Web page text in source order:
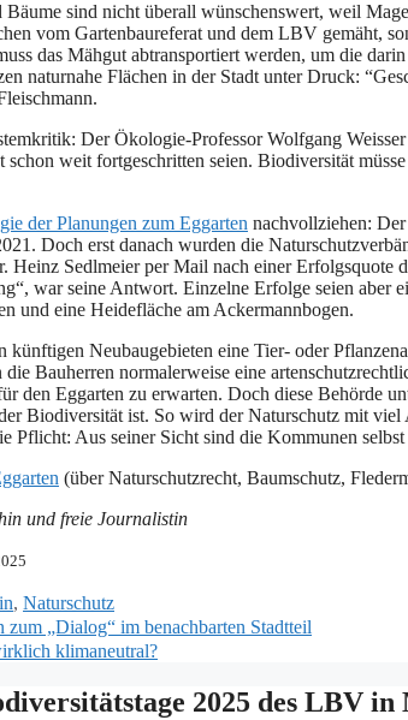
sind nicht überall wünschenswert, weil
vom Gartenbaureferat und dem LBV gemäht,
das Mähgut abtransportiert werden, um die
naturnahe Flächen in der Stadt unter Druck:
Der Ökologie-Professor Wolfgang
weit fortgeschritten seien. Biodiversität
der Planungen zum Eggarten nachvollziehen: Der
Doch erst danach wurden die
Sedlmeier per Mail nach einer Erfolgsquote
war seine Antwort. Einzelne Erfolge seien aber
und eine Heidefläche am Ackermannbogen.
Neubaugebieten eine Tier- oder
die Bauherren normalerweise eine
den Eggarten zu erwarten. Doch diese Behörde
Biodiversität ist. So wird der Naturschutz mit
Pflicht: Aus seiner Sicht sind die Kommunen
(über Naturschutzrecht, Baumschutz,
und freie Journalistin
, Naturschutz
„Dialog“ im benachbarten Stadtteil
klimaneutral?
2025 des LBV in